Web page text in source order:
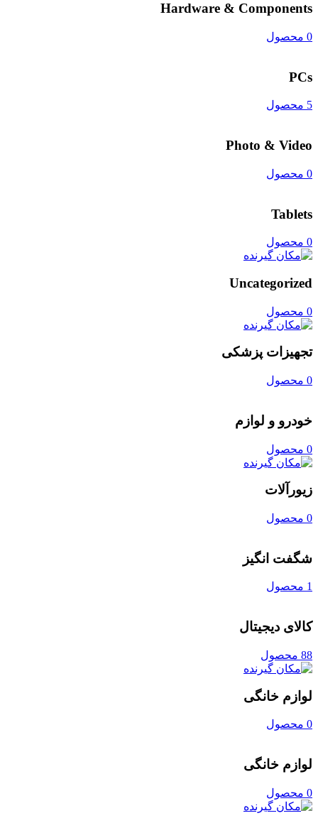
Hardware & Components
0 محصول
PCs
5 محصول
Photo & Video
0 محصول
Tablets
0 محصول
Uncategorized
0 محصول
تجهیزات پزشکی
0 محصول
خودرو و لوازم
0 محصول
زیورآلات
0 محصول
شگفت انگیز
1 محصول
کالای دیجیتال
88 محصول
لوازم خانگی
0 محصول
لوازم خانگی
0 محصول